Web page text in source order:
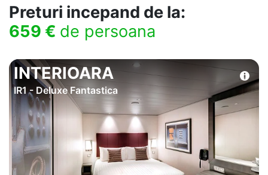
Preturi incepand de la:
659 € de persoana
INTERIOARA
IR1 - Deluxe Fantastica